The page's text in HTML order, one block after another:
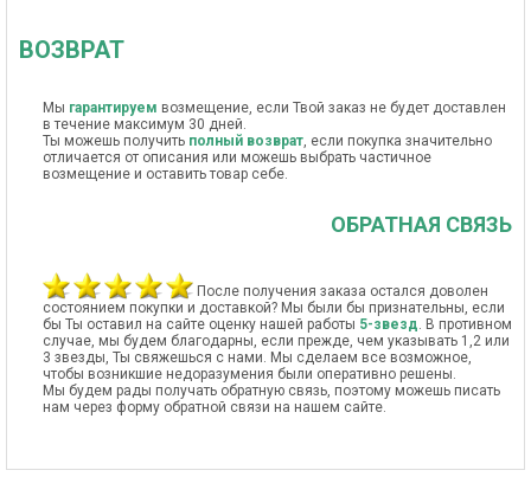
ВОЗВРАТ
Мы гарантируем возмещение, если Твой заказ не будет доставлен
в течение максимум 30 дней.
Ты можешь получить полный возврат, если покупка значительно
отличается от описания или можешь выбрать частичное
возмещение и оставить товар себе.
ОБРАТНАЯ СВЯЗЬ
После получения заказа остался доволен
состоянием покупки и доставкой? Мы были бы признательны, если
бы Ты оставил на сайте оценку нашей работы 5-звезд. В противном
случае, мы будем благодарны, если прежде, чем указывать 1,2 или
3 звезды, Ты свяжешься с нами. Мы сделаем все возможное,
чтобы возникшие недоразумения были оперативно решены.
Мы будем рады получать обратную связь, поэтому можешь писать
нам через форму обратной связи на нашем сайте.